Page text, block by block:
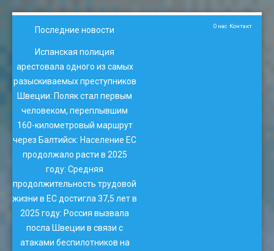
Последние новости
Испанская полиция
арестовала одного из самых
разыскиваемых преступников
Швеции: Поляк стал первым
человеком, переплывшим
160-километровый маршрут
через Балтийск: Население ЕС
продолжало расти в 2025
году: Средняя
продолжительность трудовой
жизни в ЕС достигла 37,5 лет в
2025 году: Россия вызвала
посла Швеции в связи с
атаками беспилотников на
О нас Контакт